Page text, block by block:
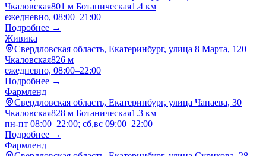
Чкаловская801 м Ботаническая1.4 км
ежедневно, 08:00–21:00
Подробнее →
Живика
Свердловская область, Екатеринбург, улица 8 Марта, 120
Чкаловская826 м
ежедневно, 08:00–22:00
Подробнее →
Фармленд
Свердловская область, Екатеринбург, улица Чапаева, 30
Чкаловская828 м Ботаническая1.3 км
пн-пт 08:00–22:00; сб,вс 09:00–22:00
Подробнее →
Фармленд